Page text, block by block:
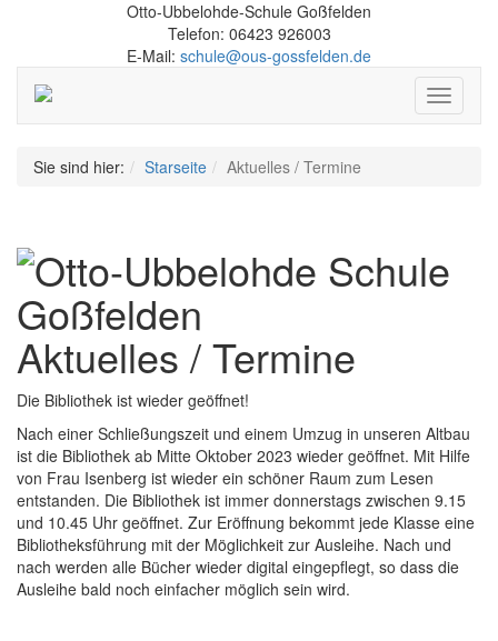
Otto-Ubbelohde-Schule Goßfelden
Telefon: 06423 926003
E-Mail: schule@ous-gossfelden.de
Schalte
Sie sind hier: Starseite Aktuelles / Termine
Aktuelles / Termine
Die Bibliothek ist wieder geöffnet!
Nach einer Schließungszeit und einem Umzug in unseren Altbau
ist die Bibliothek ab Mitte Oktober 2023 wieder geöffnet. Mit Hilfe
von Frau Isenberg ist wieder ein schöner Raum zum Lesen
entstanden. Die Bibliothek ist immer donnerstags zwischen 9.15
und 10.45 Uhr geöffnet. Zur Eröffnung bekommt jede Klasse eine
Bibliotheksführung mit der Möglichkeit zur Ausleihe. Nach und
nach werden alle Bücher wieder digital eingepflegt, so dass die
Ausleihe bald noch einfacher möglich sein wird.